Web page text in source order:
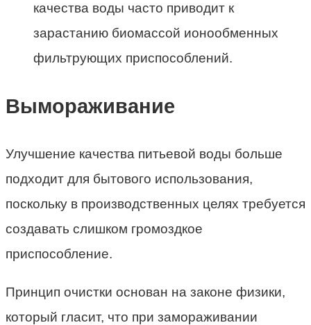
качества воды часто приводит к
зарастанию биомассой ионообменных
фильтрующих приспособлений.
Вымораживание
Улучшение качества питьевой воды больше
подходит для бытового использования,
поскольку в производственных целях требуется
создавать слишком громоздкое
приспособление.
Принцип очистки основан на законе физики,
который гласит, что при замораживании